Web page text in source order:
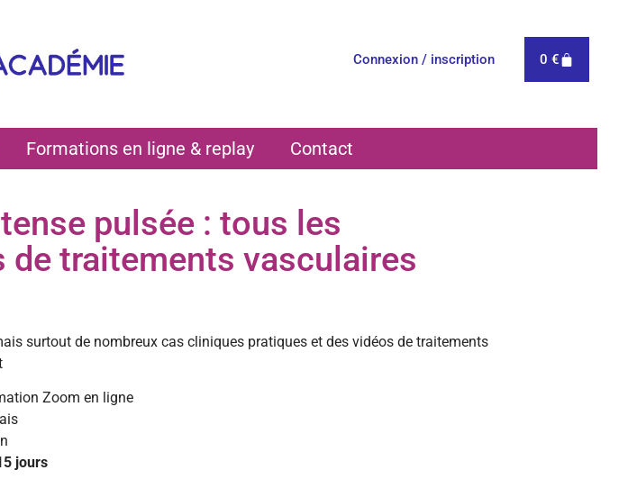
Connexion / inscription 0€
Formations en ligne & replay Contact
pulsée : tous les
de traitements vasculaires
surtout de nombreux cas cliniques pratiques et des vidéos de traitements
Zoom en ligne
jours